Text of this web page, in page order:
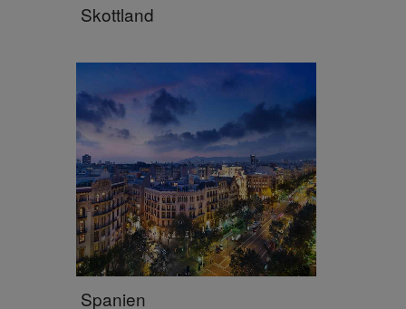
Skottland
Spanien